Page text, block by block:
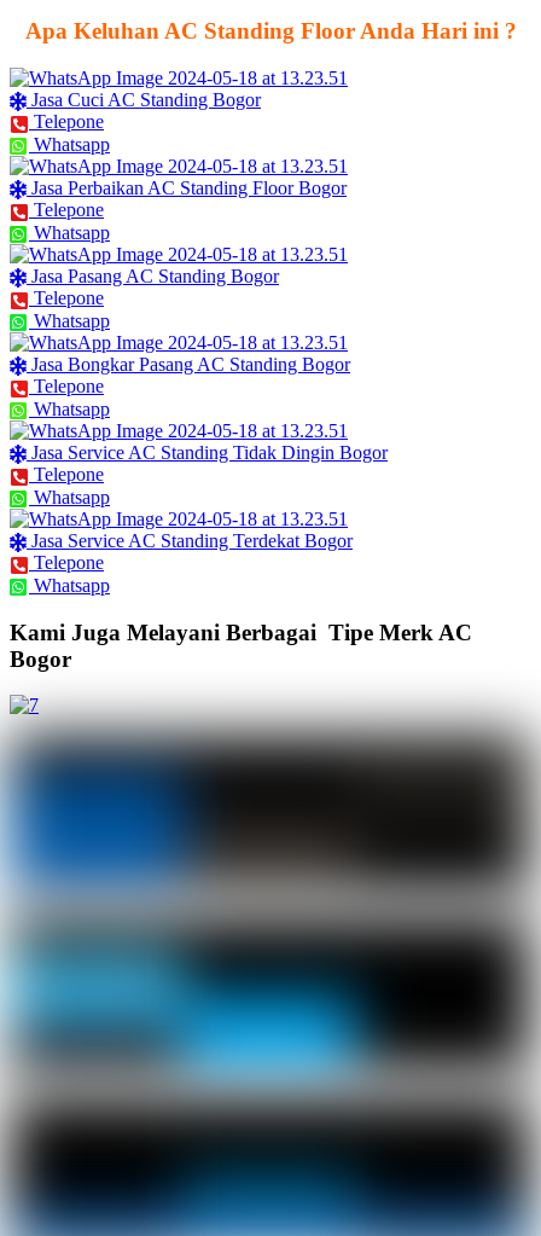
Apa Keluhan AC Standing Floor Anda Hari ini ?
Jasa Cuci AC Standing Bogor
Telepone
Whatsapp
Jasa Perbaikan AC Standing Floor Bogor
Telepone
Whatsapp
Jasa Pasang AC Standing Bogor
Telepone
Whatsapp
Jasa Bongkar Pasang AC Standing Bogor
Telepone
Whatsapp
Jasa Service AC Standing Tidak Dingin Bogor
Telepone
Whatsapp
Jasa Service AC Standing Terdekat Bogor
Telepone
Whatsapp
Kami Juga Melayani Berbagai Tipe Merk AC
Bogor